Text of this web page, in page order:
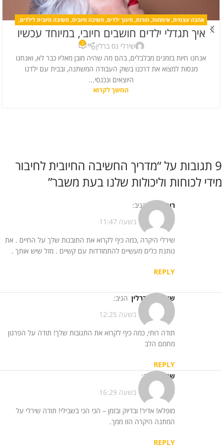
אהבה עצמית,אימהות,הורות,חינוך ילדים,חשיבה חיובית,חשיבה חיובית לילדים,
כללי,לחץ ,מחשבה חיובית,מערכות יחסים,קורונה
איך תגדלי ילדים חושבים חיובי, במיוחד עכשיו
שירלי נס ברלין 2
אנחנו חיות בזמנים מבלבלים, בהם מה שהיה מובן מאליו כבר לא, ואנחנו
מנסות למצוא את דרכנו בשוק העבודה המשתנה, ובבית עם ילדנו
היוצאים ונכנסי...
המשך לקרוא
9 תגובות על “
מדריך החשיבה החיובית לחיבור
מידי לכוחות וליכולות שלנו בעת משבר”
רותי מור
הגיב:
13/11/2013 בשעה 11:47
שירלי היקרה ,כמה כיף לקרוא את התובנות שלך על החיים . את
נותנת כלים מעשיים להתמודדות עם קשיים . מזל שיש אותך .
REPLY
שירלי נס ברלין הגיב:
13/11/2013 בשעה 12:25
תודה רותי, כמה כיף לקרוא את התגובות שלך! תודה על הפרגון
מחמם הלב
REPLY
שם *
הגיב:
13/11/2013 בשעה 16:29
מופלא! אדיר! ובדיוק ובזמן – הכי הכי בשבילי! תודה שירלי על
המתנה היקרה הזו ממך.
REPLY